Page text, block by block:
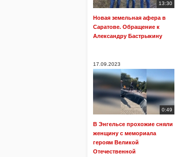
13:30
Новая земельная афера в
Саратове. Обращение к
Александру Бастрыкину
17.09.2023
0:49
В Энгельсе прохожие сняли
женщину с мемориала
героям Великой
Отечественной